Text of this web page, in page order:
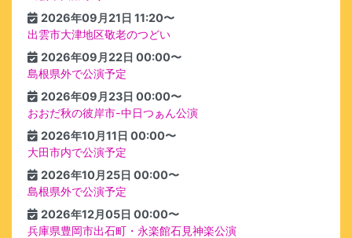
2026年09月21日 11:20〜
出雲市大津地区敬老のつどい
2026年09月22日 00:00〜
島根県外で公演予定
2026年09月23日 00:00〜
おおだ秋の彼岸市-中日つぁん公演
2026年10月11日 00:00〜
大田市内で公演予定
2026年10月25日 00:00〜
島根県外で公演予定
2026年12月05日 00:00〜
兵庫県豊岡市出石町・永楽館石見神楽公演